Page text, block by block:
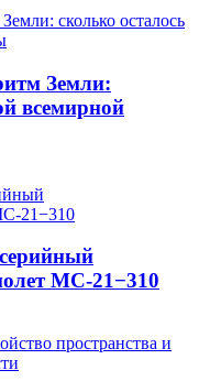
Земли:
всемирной
МС-21−310